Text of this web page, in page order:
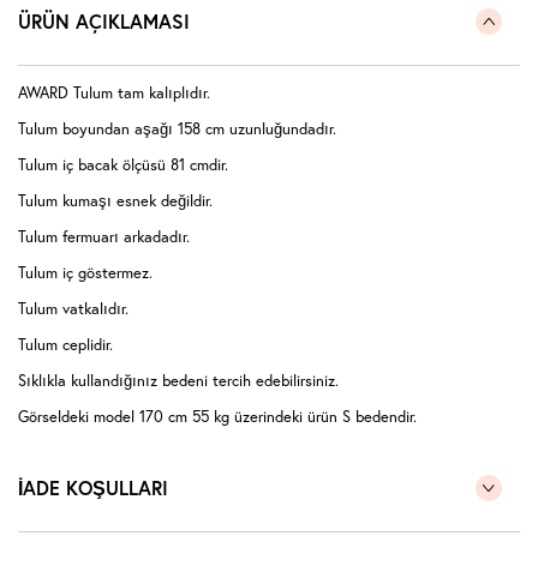
ÜRÜN AÇIKLAMASI
AWARD Tulum tam kalıplıdır.
Tulum boyundan aşağı 158 cm uzunluğundadır.
Tulum iç bacak ölçüsü 81 cmdir.
Tulum kumaşı esnek değildir.
Tulum fermuarı arkadadır.
Tulum iç göstermez.
Tulum vatkalıdır.
Tulum ceplidir.
Sıklıkla kullandığınız bedeni tercih edebilirsiniz.
Görseldeki model 170 cm 55 kg üzerindeki ürün S bedendir.
İADE KOŞULLARI